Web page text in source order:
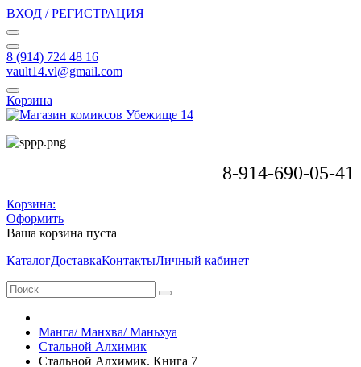
ВХОД / РЕГИСТРАЦИЯ
8 (914) 724 48 16
vault14.vl@gmail.com
Корзина
8-914-690-05-41
Корзина:
Оформить
Ваша корзина пуста
КаталогДоставкаКонтактыЛичный кабинет
Манга/ Манхва/ Маньхуа
Стальной Алхимик
Стальной Алхимик. Книга 7